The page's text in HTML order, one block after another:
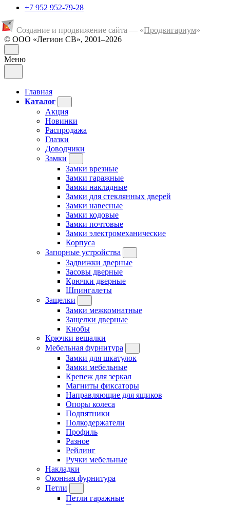
+7 952 952-79-28
Создание и продвижение сайта — «Продвигариум»
© ООО «Легион СВ», 2001–2026
Меню
Главная
Каталог
Акция
Новинки
Распродажа
Глазки
Доводчики
Замки
Замки врезные
Замки гаражные
Замки накладные
Замки для стеклянных дверей
Замки навесные
Замки кодовые
Замки почтовые
Замки электромеханические
Корпуса
Запорные устройства
Задвижки дверные
Засовы дверные
Крючки дверные
Шпингалеты
Защелки
Замки межкомнатные
Защелки дверные
Кнобы
Крючки вешалки
Мебельная фурнитура
Замки для шкатулок
Замки мебельные
Крепеж для зеркал
Магниты фиксаторы
Направляющие для ящиков
Опоры колеса
Подпятники
Полкодержатели
Профиль
Разное
Рейлинг
Ручки мебельные
Накладки
Оконная фурнитура
Петли
Петли гаражные